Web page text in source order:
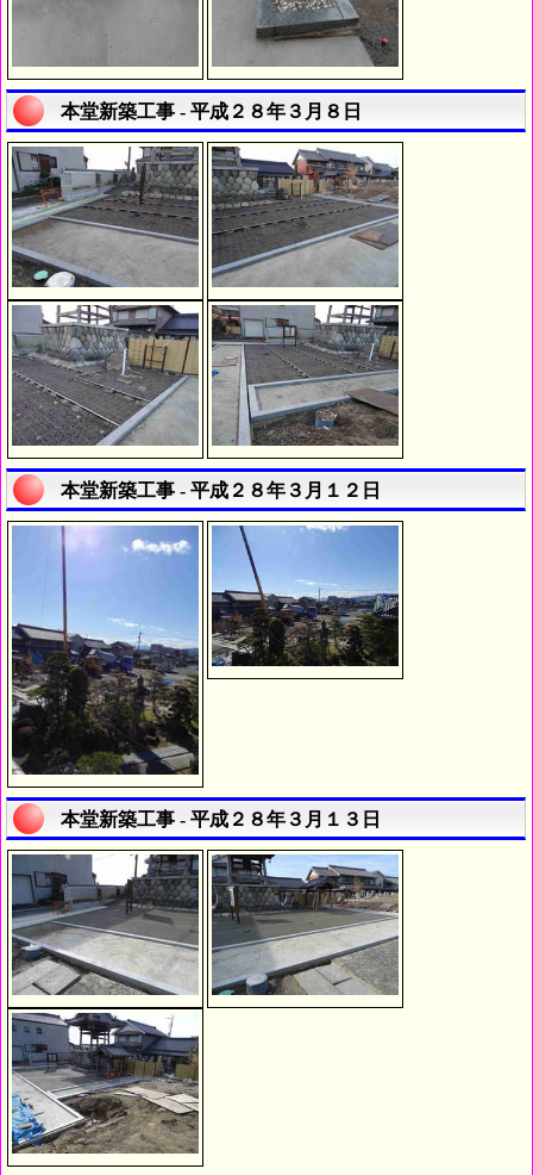
本堂新築工事 - 平成２８年３月８日
本堂新築工事 - 平成２８年３月１２日
本堂新築工事 - 平成２８年３月１３日